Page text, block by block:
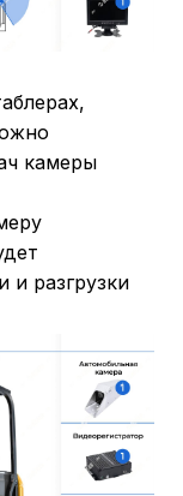
камеры
и разгрузки